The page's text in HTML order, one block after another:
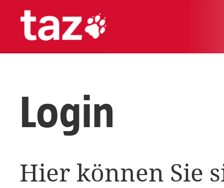
Login
Hier können Sie